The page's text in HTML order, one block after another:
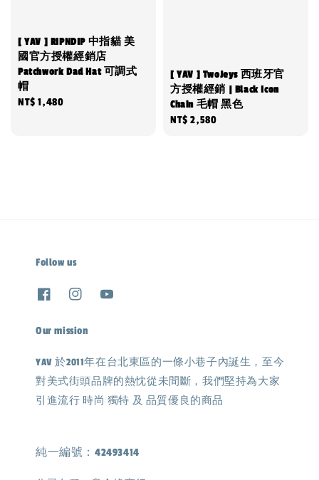
[ YAV ] RIPNDIP 中指貓 美
國官方授權經銷店
Patchwork Dad Hat 可調式
帽
Regular
NT$ 1,480
[ YAV ] TwoJeys 西班牙官
方授權經銷 | Black Icon
Chain 毛帽 黑色
Regular
NT$ 2,580
Follow us
Our mission
YAV 於2011年在台北東區的一條小巷子內誕生，至今
對美式街頭品牌的熱忱從未間斷，我們堅持為大家
引進流行 時尚 獨特 及 品質優良的商品
純一編號：42493414